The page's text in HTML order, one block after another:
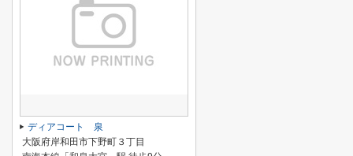
ディアコート 泉
大阪府岸和田市下野町３丁目